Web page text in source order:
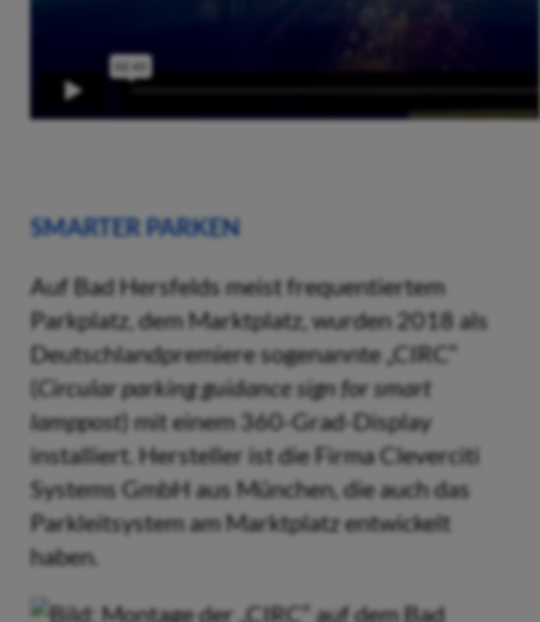
SMARTER PARKEN
Auf Bad Hersfelds meist frequentiertem
Parkplatz, dem Marktplatz, wurden 2018 als
Deutschlandpremiere sogenannte „CIRC“
(Circular parking guidance sign for smart
lamppost) mit einem 360-Grad-Display
installiert. Hersteller ist die Firma Cleverciti
Systems GmbH aus München, die auch das
Parkleitsystem am Marktplatz entwickelt
haben.